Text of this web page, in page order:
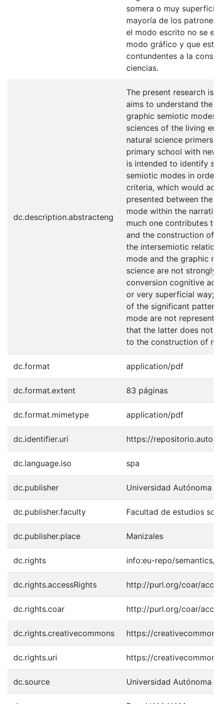
somera o muy
mayoría de los
el modo escrito no se
modo gráfico y que
contundentes a la
ciencias.
dc.description.abstracteng
The present research is
aims to understand the
graphic semiotic modes
sciences of the living
natural science primers
primary school with
is intended to identify
semiotic modes in
criteria, which would
presented between the
mode within the
much one contributes
and the construction of
the intersemiotic
mode and the graphic
science are not strongly
conversion cognitive
or very superficial way;
of the significant
mode are not
that the latter does not
to the construction of
dc.format application/pdf
dc.format.extent 83 páginas
dc.format.mimetype application/pdf
dc.identifier.uri https://
dc.language.iso spa
dc.publisher Universidad Autónoma
dc.publisher.faculty Facultad de estudios
dc.publisher.place Manizales
dc.rights info:eu-repo/semantics/
dc.rights.accessRights http://purl.org/coar/
dc.rights.coar http://purl.org/coar/
dc.rights.creativecommons https://
dc.rights.uri https://
dc.source Universidad Autónoma